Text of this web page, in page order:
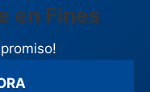
en Fines